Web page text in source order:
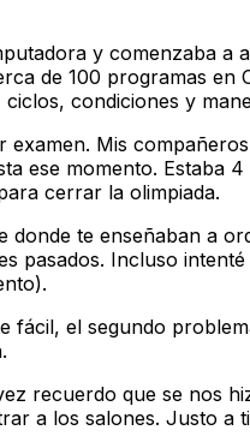
y comenzaba
de 100 programas
condiciones y
Mis
ese momento. Estaba
cerrar la olimpiada.
te enseñaban a
pasados. Incluso
el segundo
recuerdo que se nos
a los salones. Justo a